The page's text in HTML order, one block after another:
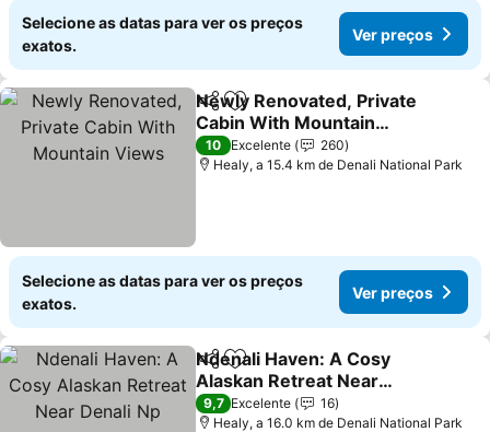
Selecione as datas para ver os preços
exatos.
Ver preços
PartilharAdicionar aos favoritos
Newly Renovated, Private
Cabin With Mountain
Views
Ver preços
10 Excelente
260
Healy, a 15.4 km de Denali National Park
Selecione as datas para ver os preços
exatos.
Ver preços
PartilharAdicionar aos favoritos
Ndenali Haven: A Cosy
Alaskan Retreat Near
Denali Np
Ver preços
9,7 Excelente
16
Healy, a 16.0 km de Denali National Park